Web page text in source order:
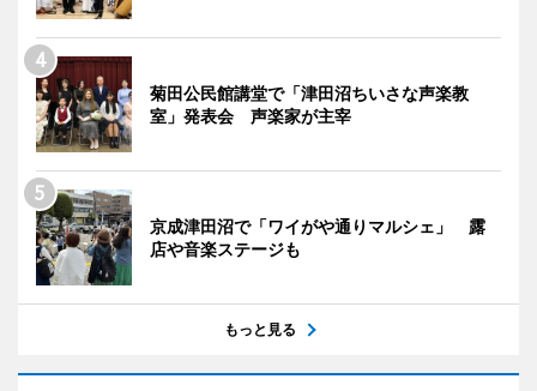
菊田公民館講堂で「津田沼ちいさな声楽教
室」発表会 声楽家が主宰
京成津田沼で「ワイがや通りマルシェ」 露
店や音楽ステージも
もっと見る